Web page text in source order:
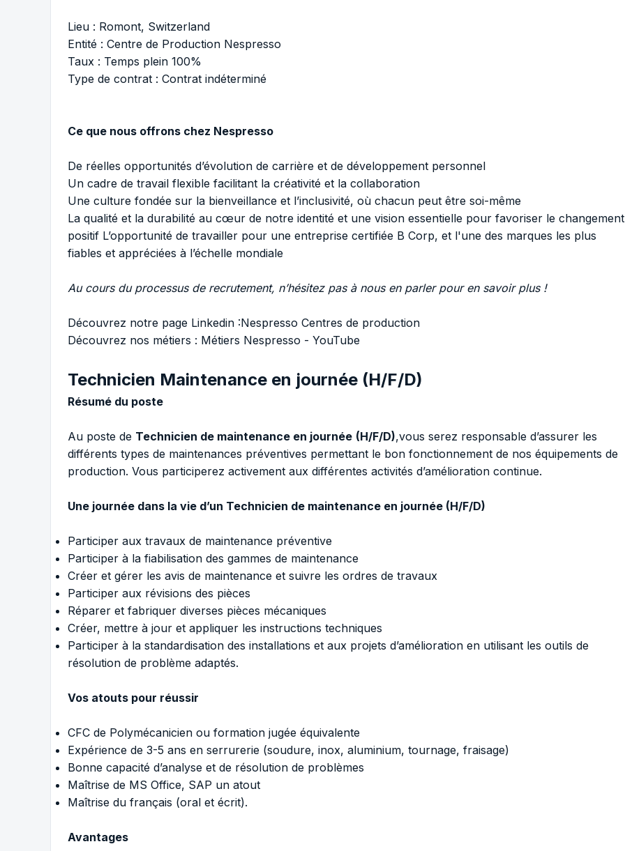
Lieu : Romont, Switzerland
Entité : Centre de Production Nespresso
Taux : Temps plein 100%
Type de contrat : Contrat indéterminé
Ce que nous offrons chez Nespresso
De réelles opportunités d’évolution de carrière et de développement personnel
Un cadre de travail flexible facilitant la créativité et la collaboration
Une culture fondée sur la bienveillance et l’inclusivité, où chacun peut être soi-même
La qualité et la durabilité au cœur de notre identité et une vision essentielle pour favoriser le changement
positif L’opportunité de travailler pour une entreprise certifiée B Corp, et l'une des marques les plus
fiables et appréciées à l’échelle mondiale
Au cours du processus de recrutement, n’hésitez pas à nous en parler pour en savoir plus !
Découvrez notre page Linkedin :Nespresso Centres de production
Découvrez nos métiers : Métiers Nespresso - YouTube
Technicien Maintenance en journée (H/F/D)
Résumé du poste
Au poste de Technicien de maintenance en journée (H/F/D),vous serez responsable d’assurer les
différents types de maintenances préventives permettant le bon fonctionnement de nos équipements de
production. Vous participerez activement aux différentes activités d’amélioration continue.
Une journée dans la vie d’un Technicien de maintenance en journée (H/F/D)
Participer aux travaux de maintenance préventive
Participer à la fiabilisation des gammes de maintenance
Créer et gérer les avis de maintenance et suivre les ordres de travaux
Participer aux révisions des pièces
Réparer et fabriquer diverses pièces mécaniques
Créer, mettre à jour et appliquer les instructions techniques
Participer à la standardisation des installations et aux projets d’amélioration en utilisant les outils de
résolution de problème adaptés.
Vos atouts pour réussir
CFC de Polymécanicien ou formation jugée équivalente
Expérience de 3-5 ans en serrurerie (soudure, inox, aluminium, tournage, fraisage)
Bonne capacité d’analyse et de résolution de problèmes
Maîtrise de MS Office, SAP un atout
Maîtrise du français (oral et écrit).
Avantages